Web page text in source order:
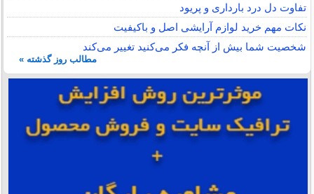
تفاوت دل درد بارداری و پریود
نکات مهم خرید لوازم آرایشی اصل و باکیفیت
شخصیت شما بیش از آنچه فکر می‌کنید تغییر می‌کند
مطالب روز گذشته »